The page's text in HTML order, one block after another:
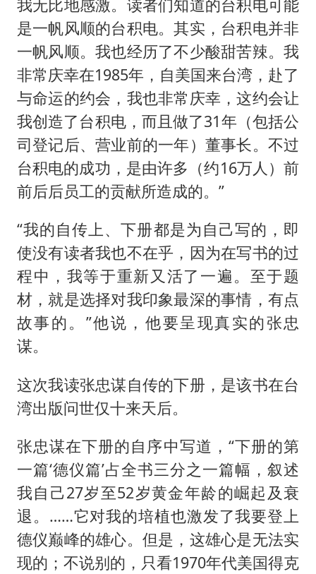
我无比地感激。读者们知道的台积电可能
是一帆风顺的台积电。其实，台积电并非
一帆风顺。我也经历了不少酸甜苦辣。我
非常庆幸在1985年，自美国来台湾，赴了
与命运的约会，我也非常庆幸，这约会让
我创造了台积电，而且做了31年（包括公
司登记后、营业前的一年）董事长。不过
台积电的成功，是由许多（约16万人）前
前后后员工的贡献所造成的。”
“我的自传上、下册都是为自己写的，即
使没有读者我也不在乎，因为在写书的过
程中，我等于重新又活了一遍。至于题
材，就是选择对我印象最深的事情，有点
故事的。”他说，他要呈现真实的张忠
谋。
这次我读张忠谋自传的下册，是该书在台
湾出版问世仅十来天后。
张忠谋在下册的自序中写道，“下册的第
一篇‘德仪篇’占全书三分之一篇幅，叙述
我自己27岁至52岁黄金年龄的崛起及衰
退。……它对我的培植也激发了我要登上
德仪巅峰的雄心。但是，这雄心是无法实
现的；不说别的，只看1970年代美国得克